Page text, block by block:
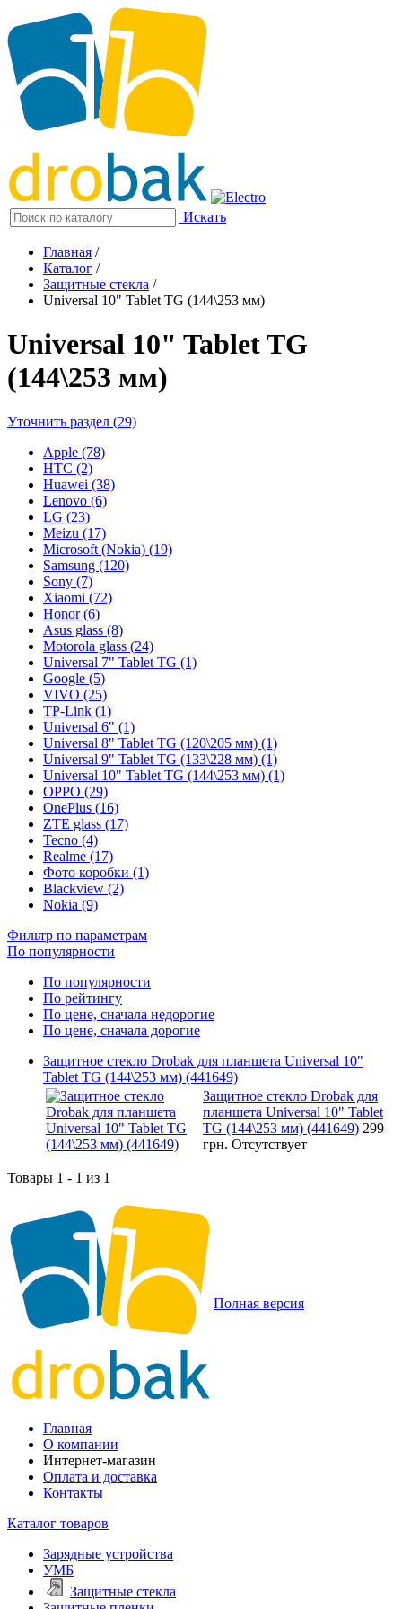
Искать
Главная /
Каталог /
Защитные стекла /
Universal 10" Tablet TG (144\253 мм)
Universal 10" Tablet TG
(144\253 мм)
Уточнить раздел (29)
Apple (78)
HTC (2)
Huawei (38)
Lenovo (6)
LG (23)
Meizu (17)
Microsoft (Nokia) (19)
Samsung (120)
Sony (7)
Xiaomi (72)
Honor (6)
Asus glass (8)
Motorola glass (24)
Universal 7" Tablet TG (1)
Google (5)
VIVO (25)
TP-Link (1)
Universal 6" (1)
Universal 8" Tablet TG (120\205 мм) (1)
Universal 9" Tablet TG (133\228 мм) (1)
Universal 10" Tablet TG (144\253 мм) (1)
OPPO (29)
OnePlus (16)
ZTE glass (17)
Tecno (4)
Realme (17)
Фото коробки (1)
Blackview (2)
Nokia (9)
Фильтр по параметрам
По популярности
По популярности
По рейтингу
По цене, сначала недорогие
По цене, сначала дорогие
Защитное стекло Drobak для планшета Universal 10"
Tablet TG (144\253 мм) (441649)
Защитное стекло Drobak для
планшета Universal 10" Tablet
TG (144\253 мм) (441649) 299
грн. Отсутствует
Товары 1 - 1 из 1
Полная версия
Главная
О компании
Интернет-магазин
Оплата и доставка
Контакты
Каталог товаров
Зарядные устройства
УМБ
Защитные стекла